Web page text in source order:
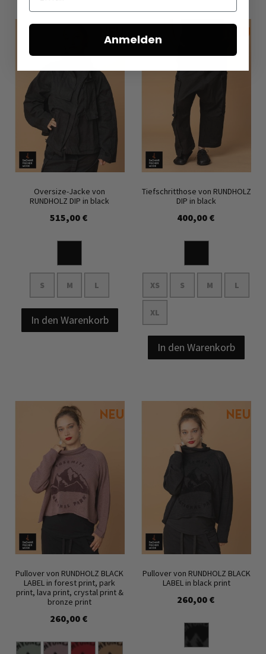
Oversize-Jacke von
RUNDHOLZ DIP in black
515,00 €
S M L
In den Warenkorb
Tiefschritthose von RUNDHOLZ
DIP in black
400,00 €
XS S M L
XL
In den Warenkorb
Pullover von RUNDHOLZ BLACK
LABEL in forest print, park
print, lava print, crystal print &
bronze print
260,00 €
Pullover von RUNDHOLZ BLACK
LABEL in black print
260,00 €
Anmelden